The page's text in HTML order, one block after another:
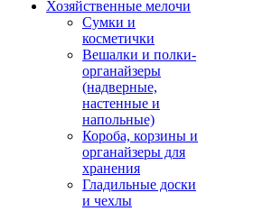
Хозяйственные мелочи
Сумки и
косметички
Вешалки и полки-
органайзеры
(надверные,
настенные и
напольные)
Короба, корзины и
органайзеры для
хранения
Гладильные доски
и чехлы